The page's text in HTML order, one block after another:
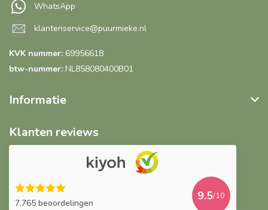
WhatsApp
klantenservice@puurmieke.nl
KVK nummer: 69956618
btw-nummer: NL858080400B01
Informatie
Klanten reviews
7.765 beoordelingen
9.5/10